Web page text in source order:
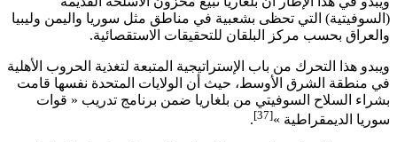
(السوفيتية) التي تحظى بشعبية في مناطق مثل سوريا واليمن وليبيا
والعراق بحسب مركز البلقان للتحقيقات الاستقصائية.
ويبدو هذا التحرك من باب الإستراتيجية المتبعة لتغذية الحروب الأهلية
في منطقة الشرق الأوسط، حيث أن الولايات المتحدة نفسها قامت
بشراء السلاح السوفيتي من بلغاريا ضمن برنامج تدريب « قوات
سوريا الديمقراطية »[37]
.